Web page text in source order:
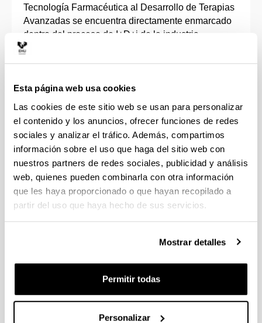
Esta página web usa cookies
Las cookies de este sitio web se usan para personalizar
el contenido y los anuncios, ofrecer funciones de redes
sociales y analizar el tráfico. Además, compartimos
información sobre el uso que haga del sitio web con
nuestros partners de redes sociales, publicidad y análisis
web, quienes pueden combinarla con otra información
que les haya proporcionado o que hayan recopilado a
partir del uso que haya hecho de sus servicios.
Mostrar detalles
Permitir todas
Personalizar
Tecnología Farmacéutica al Desarrollo de Terapias
Avanzadas se encuentra directamente enmarcado
dentro del proceso de I+D+i de la industria
farmacéutica y biotecnológica.
tecnología farmacéutica, terapia génica y celular,
caracterización de biomateriales y especialmente
en el desarrollo de nuevos medicamentos de
liberación controlada y continua de fármacos,
péptidos, proteínas, ácidos nucleicos y células.
Por otra parte, se desarrollan proyectos vinculados
con la evaluación biofarmacéutica, farmacocinética
y farmacoterapéutica de medicamentos, la atención
farmacéutica y sobre la regulación de
medicamentos biotecnológicos.
farmacéutico y biotecnológico así como con
diversas instituciones sanitarias, universidades y
internacionales.